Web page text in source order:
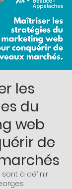
les
du
web
de
à définir